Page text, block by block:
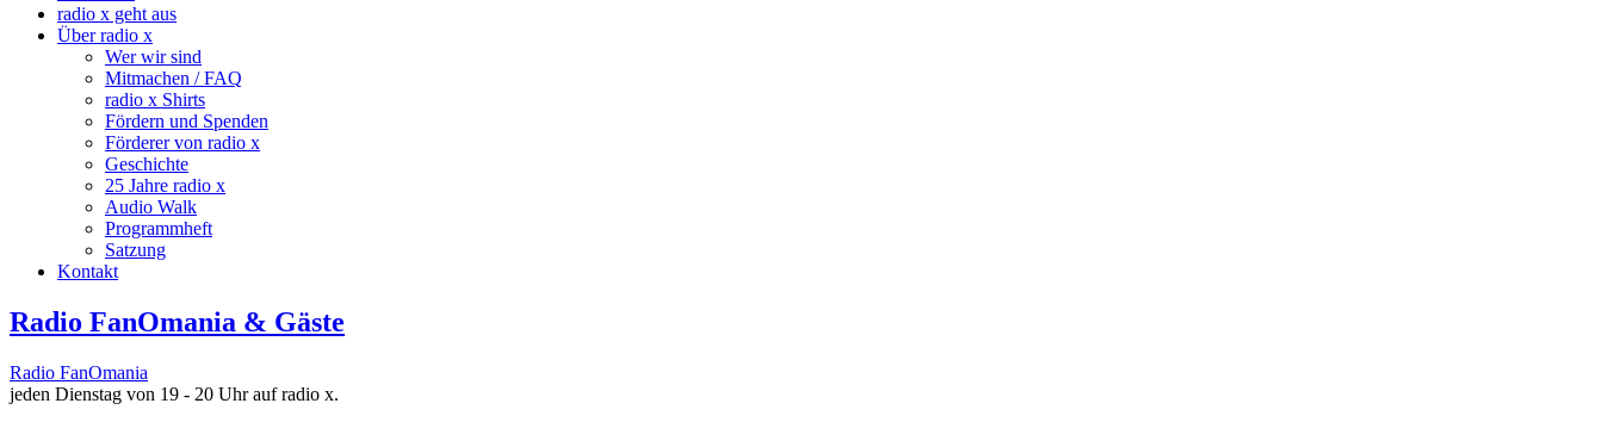
radio x geht aus
Über radio x
Wer wir sind
Mitmachen / FAQ
radio x Shirts
Fördern und Spenden
Förderer von radio x
Geschichte
25 Jahre radio x
Audio Walk
Programmheft
Satzung
Kontakt
Radio FanOmania & Gäste
Radio FanOmania
jeden Dienstag von 19 - 20 Uhr auf radio x.